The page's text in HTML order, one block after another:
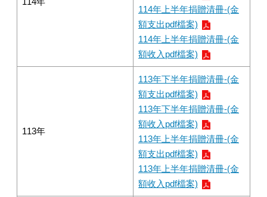
114年上半年捐贈清冊-(金
額支出pdf檔案)
114年上半年捐贈清冊-(金
額收入pdf檔案)
113年
113年下半年捐贈清冊-(金
額支出pdf檔案)
113年下半年捐贈清冊-(金
額收入pdf檔案)
113年上半年捐贈清冊-(金
額支出pdf檔案)
113年上半年捐贈清冊-(金
額收入pdf檔案)